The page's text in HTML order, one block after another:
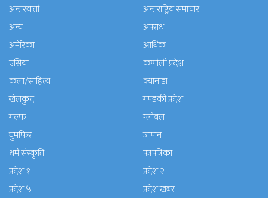
अन्तरवार्ता
अन्तराष्ट्रिय समाचार
अन्य
अपराध
अमेरिका
आर्थिक
एसिया
कर्णाली प्रदेश
कला/साहित्य
क्यानाडा
खेलकुद
गण्डकी प्रदेश
गल्फ
ग्लोबल
घुमफिर
जापान
धर्म संस्कृति
पत्रपत्रिका
प्रदेश १
प्रदेश २
प्रदेश ५
प्रदेश खबर